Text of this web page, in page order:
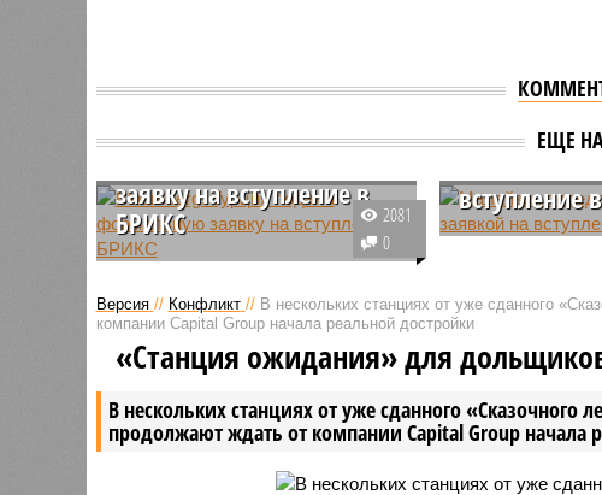
ЕЩЕ
Bloomberg: Турция
заявку на вступление в
БРИКС
Как стало известно СМИ, власти
направили официальную заявку
на присоединение страны к
БРИКС. На данный момент в
стран.
2081
0
Малайзия
вступление
Глава
Анвар Ибрагим
на вступление
стать как
стратегическим
Версия // Конфликт // В нескольких станциях от уже сданного
компании Capital Group начала реальной достройки
В нескольких станциях от уже сданного
продолжают ждать от компании Capital Group начала
«Станция ожидания» для